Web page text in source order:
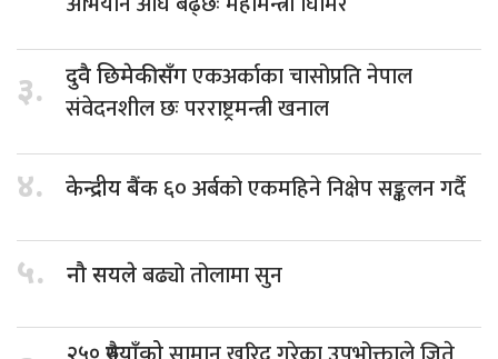
३. दुवै छिमेकीसँगएकअर्काका चासोप्रति नेपाल
संवेदनशील छः परराष्ट्रमन्त्री खनाल
४. केन्द्रीय बैंक ६० अर्बको एकमहिने निक्षेप सङ्कलन गर्दै
५. नौ सयलेबढ्यो तोलामा सुन